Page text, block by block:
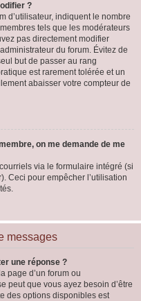
?
d’utilisateur, indiquent le nombre
tels que les modérateurs
pas directement modifier
du forum. Évitez de
but de passer au rang
est rarement tolérée et un
abaisser votre compteur de
on me demande de me
via le formulaire intégré (si
Ceci pour empêcher l’utilisation
messages
une réponse ?
page d’un forum ou
peut que vous ayez besoin d’être
des options disponibles est